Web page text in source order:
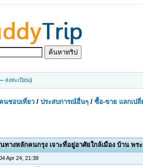
ลงทะเบียน)
นชอบเที่ยว /ประสบการณ์อื่นๆ /ซื้อ-ขาย แลกเปลี่
นทางหลักคนกรุง เจาะที่อยู่อาศัยใกล้เมือง บ้าน พร
Apr 24, 21:38